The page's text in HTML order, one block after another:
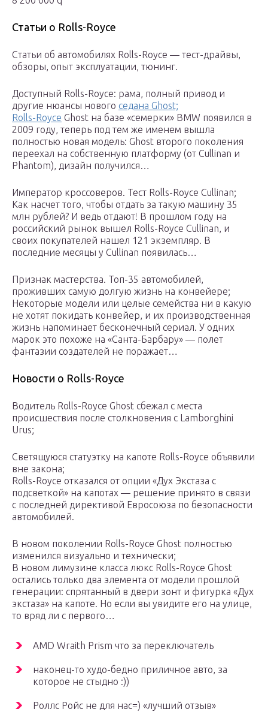
Статьи о Rolls-Royce
Статьи об автомобилях Rolls-Royce — тест-драйвы,
обзоры, опыт эксплуатации, тюнинг.
Доступный Rolls-Royce: рама, полный привод и
другие нюансы нового седана Ghost;
Rolls-Royce Ghost на базе «семерки» BMW появился в
2009 году, теперь под тем же именем вышла
полностью новая модель: Ghost второго поколения
переехал на собственную платформу (от Cullinan и
Phantom), дизайн получился…
Император кроссоверов. Тест Rolls-Royce Cullinan;
Как насчет того, чтобы отдать за такую машину 35
млн рублей? И ведь отдают! В прошлом году на
российский рынок вышел Rolls-Royce Cullinan, и
своих покупателей нашел 121 экземпляр. В
последние месяцы у Cullinan появилась…
Признак мастерства. Топ-35 автомобилей,
проживших самую долгую жизнь на конвейере;
Некоторые модели или целые семейства ни в какую
не хотят покидать конвейер, и их производственная
жизнь напоминает бесконечный сериал. У одних
марок это похоже на «Санта-Барбару» — полет
фантазии создателей не поражает…
Новости о Rolls-Royce
Водитель Rolls-Royce Ghost сбежал с места
происшествия после столкновения с Lamborghini
Urus;
Светящуюся статуэтку на капоте Rolls-Royce объявили
вне закона;
Rolls-Royce отказался от опции «Дух Экстаза с
подсветкой» на капотах — решение принято в связи
с последней директивой Евросоюза по безопасности
автомобилей.
В новом поколении Rolls-Royce Ghost полностью
изменился визуально и технически;
В новом лимузине класса люкс Rolls-Royce Ghost
остались только два элемента от модели прошлой
генерации: спрятанный в двери зонт и фигурка «Дух
экстаза» на капоте. Но если вы увидите его на улице,
то вряд ли с первого…
AMD Wraith Prism что за переключатель
наконец-то худо-бедно приличное авто, за
которое не стыдно :))
Роллс Ройс не для нас=) «лучший отзыв»